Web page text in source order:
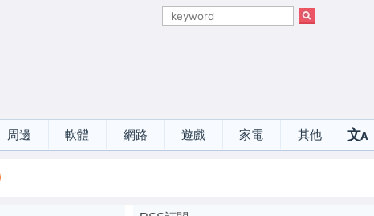
周邊 軟體 網路 遊戲 家電 其他 文A